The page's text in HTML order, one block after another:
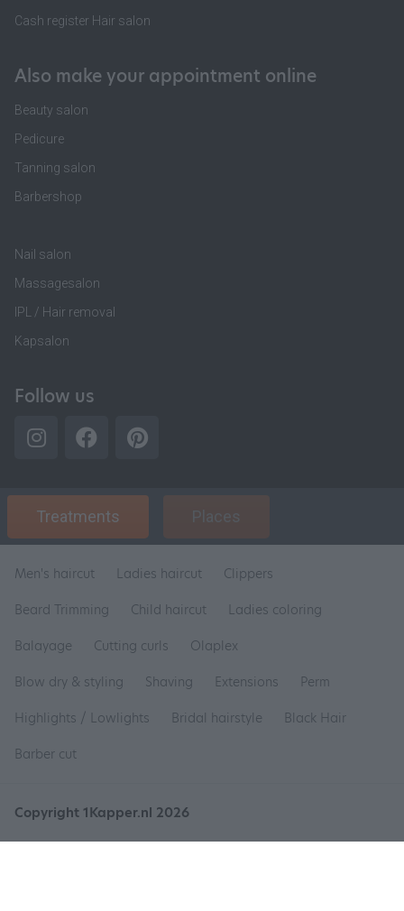
Cash register Hair salon
Also make your appointment online
Beauty salon
Pedicure
Tanning salon
Barbershop
Nail salon
Massagesalon
IPL / Hair removal
Kapsalon
Follow us
Treatments Places
Men's haircut Ladies haircut
Clippers
Beard Trimming
Child haircut
Ladies coloring
Balayage
Cutting curls
Olaplex
Blow dry & styling
Shaving Extensions
Perm
Highlights / Lowlights
Bridal hairstyle
Black Hair
Barber cut
Copyright 1Kapper.nl 2026